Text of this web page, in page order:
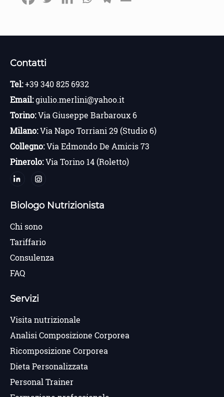
Contatti
Tel:+39 340 825 6932
Email:giulio.merlini@yahoo.it
Torino:Via Giuseppe Barbaroux 6
Milano:Via Napo Torriani 29 (Studio 6)
Collegno:Via Edmondo De Amicis 73
Pinerolo:Via Torino 14 (Roletto)
Biologo Nutrizionista
Chi sono
Tariffario
Consulenza
FAQ
Servizi
Visita nutrizionale
Analisi Composizione Corporea
Ricomposizione Corporea
Dieta Personalizzata
Personal Trainer